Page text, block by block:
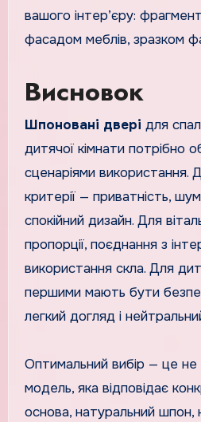
вашого інтер’єру:
фасадом меблів, зразком
Висновок
Шпоновані двері для
дитячої кімнати потрібно
сценаріями використання.
критерії — приватність,
спокійний дизайн. Для
пропорції, поєднання з
використання скла. Для
першими мають бути
легкий догляд і
Оптимальний вибір — це не
модель, яка відповідає
основа, натуральний шпон,